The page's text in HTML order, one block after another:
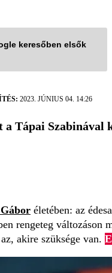
keresőben elsők
2023. JÚNIUS 04. 14:26
Tápai Szabinával
életében: az
rengeteg változáson
akire szüksége van.